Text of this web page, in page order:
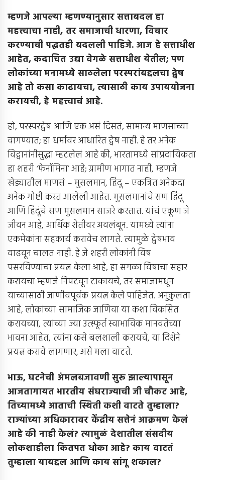
म्हणजे आपल्या म्हणण्यानुसार सत्ताबदल हा
महत्त्वाचा नाही, तर समाजाची धारणा, विचार
करण्याची पद्धतही बदलली पाहिजे. आज हे सत्ताधीश
आहेत,कदाचित उद्या वेगळे सत्ताधीश येतील; पण
लोकांच्या मनामध्ये साठलेला परस्परांबद्दलचा द्वेष
आहे तो कसा काढायचा,त्यासाठी काय उपाययोजना
करायची,हे महत्त्वाचं आहे.
हो, परस्परद्वेष आणि एक असं दिसतं, सामान्य माणसाच्या
वागण्यात; हा धर्मावर आधारित द्वेष नाही. हे तर अनेक
विद्वानांनीसुद्धा म्हटलेलं आहे की, भारतामध्ये सांप्रदायिकता
हा शहरी ‘फेनॉमिना’ आहे; ग्रामीण भागात नाही, म्हणजे
खेड्यातील माणसं – मुसलमान, हिंदू – एकत्रित अनेकदा
अनेक गोष्टी करत आलेली आहेत. मुसलमानांचे सण हिंदू
आणि हिंदूंचे सण मुसलमान साजरे करतात. यांचं एकूण जे
जीवन आहे, आर्थिक शेतीवर अवलंबून. यामध्ये त्यांना
एकमेकांना सहकार्य करावेच लागते. त्यामुळे द्वेषभाव
वाढवून चालत नाही. हे जे शहरी लोकांनी विष
पसरविण्याचा प्रयत्न केला आहे, हा सगळा विषाचा संहार
करायचा म्हणजे निपटवून टाकायचे, तर समाजामधून
याच्यासाठी जाणीवपूर्वक प्रयत्न केले पाहिजेत. अनुकुलता
आहे, लोकांच्या सामाजिक जाणिवा या कशा विकसित
करायच्या, त्यांच्या ज्या उत्स्फूर्त स्वाभाविक मानवतेच्या
भावना आहेत, त्यांना कसे बलशाली करायचे, या दिशेने
प्रयत्न करावे लागणार, असे मला वाटते.
भाऊ,घटनेची अंमलबजावणी सुरू झाल्यापासून
आजतागायत भारतीय संघराज्याची जी चौकट आहे,
तिच्यामध्ये आताची स्थिती कशी वाटते तुम्हाला?
राज्यांच्या अधिकारावर केंद्रीय सत्तेनं आक्रमण केलं
आहे की नाही केलं?त्यामुळं देशातील संसदीय
लोकशाहीला कितपत धोका आहे?काय वाटतं
तुम्हाला याबद्दल आणि काय सांगू शकाल?